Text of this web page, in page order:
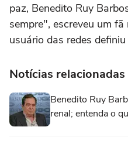
paz, Benedito Ruy
sempre", escreveu um
usuário das redes
Notícias relacionadas
Benedito Ruy
renal; entenda o